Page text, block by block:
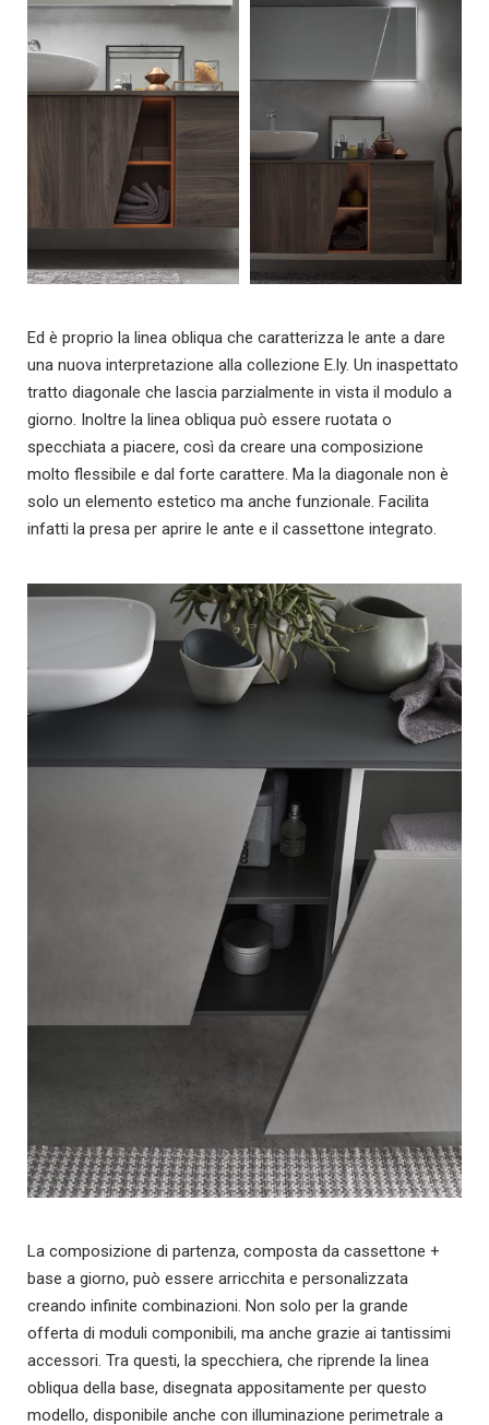
Ed è proprio la linea obliqua che caratterizza le ante a dare
una nuova interpretazione alla collezione E.ly. Un inaspettato
tratto diagonale che lascia parzialmente in vista il modulo a
giorno. Inoltre la linea obliqua può essere ruotata o
specchiata a piacere, così da creare una composizione
molto flessibile e dal forte carattere. Ma la diagonale non è
solo un elemento estetico ma anche funzionale. Facilita
infatti la presa per aprire le ante e il cassettone integrato.
La composizione di partenza, composta da cassettone +
base a giorno, può essere arricchita e personalizzata
creando infinite combinazioni. Non solo per la grande
offerta di moduli componibili, ma anche grazie ai tantissimi
accessori. Tra questi, la specchiera, che riprende la linea
obliqua della base, disegnata appositamente per questo
modello, disponibile anche con illuminazione perimetrale a